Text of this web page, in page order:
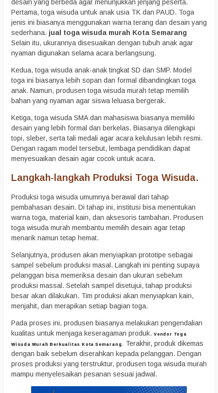
desain yang berbeda agar menunjukkan jenjang peserta.
Pertama, toga wisuda untuk anak usia TK dan PAUD. Toga
jenis ini biasanya menggunakan warna terang dan desain yang
sederhana. jual toga wisuda murah Kota Semarang
Selain itu, ukurannya disesuaikan dengan tubuh anak agar
nyaman digunakan selama acara berlangsung.
Kedua, toga wisuda anak-anak tingkat SD dan SMP. Model
toga ini biasanya lebih sopan dan formal dibandingkan toga
anak. Namun, produsen toga wisuda murah tetap memilih
bahan yang nyaman agar siswa leluasa bergerak.
Ketiga, toga wisuda SMA dan mahasiswa biasanya memiliki
desain yang lebih formal dan berkelas. Biasanya dilengkapi
topi, sleber, serta tali medali agar acara kelulusan lebih resmi.
Dengan ragam model tersebut, lembaga pendidikan dapat
menyesuaikan desain agar cocok untuk acara.
Langkah-langkah Produksi Toga Wisuda.
Produksi toga wisuda umumnya berawal dari tahap
pembahasan desain. Di tahap ini, institusi bisa menentukan
warna toga, material kain, dan aksesoris tambahan. Produsen
toga wisuda murah membantu memilih desain agar tetap
menarik namun tetap hemat.
Selanjutnya, produsen akan menyiapkan prototipe sebagai
sampel sebelum produksi masal. Langkah ini penting supaya
pelanggan bisa memeriksa desain dan ukuran sebelum
produksi massal. Setelah sampel disetujui, tahap produksi
besar akan dilakukan. Tim produksi akan menyiapkan kain,
menjahit, dan merapikan setiap bagian toga.
Pada proses ini, produsen biasanya melakukan pengendalian
kualitas untuk menjaga keseragaman produk. Vendor Toga
Wisuda Murah Berkualitas Kota Semarang.
Terakhir, produk dikemas
dengan baik sebelum diserahkan kepada pelanggan. Dengan
proses produksi yang terstruktur, produsen toga wisuda murah
mampu menyelesaikan pesanan sesuai jadwal.